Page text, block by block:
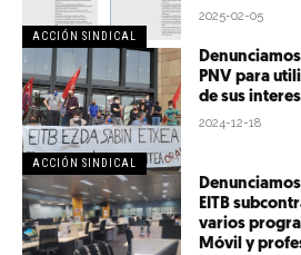
ACCIÓN SINDICAL
2025-02-05
ACCIÓN SINDICAL
PNV para
de sus
2024-12-18
EITB
varios
Móvil y